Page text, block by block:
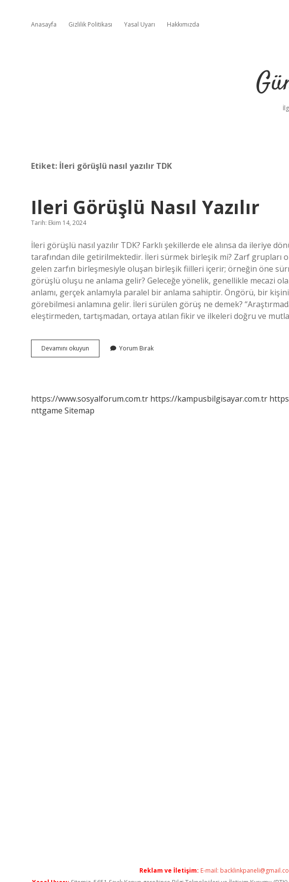
Anasayfa Gizlilik Politikası Yasal Uyarı Hakkımızda
Etiket: İleri görüşlü nasıl yazılır TDK
Ileri Görüşlü Nasıl Yazılır
Tarih: Ekim 14, 2024
İleri görüşlü nasıl yazılır TDK? Farklı şekillerde ele alınsa da ileriye
tarafından dile getirilmektedir. İleri sürmek birleşik mi? Zarf grupları
gelen zarfın birleşmesiyle oluşan birleşik fiilleri içerir; örneğin öne
görüşlü oluşu ne anlama gelir? Geleceğe yönelik, genellikle mecazi
anlamı, gerçek anlamıyla paralel bir anlama sahiptir. Öngörü, bir
görebilmesi anlamına gelir. İleri sürülen görüş ne demek?
eleştirmeden, tartışmadan, ortaya atılan fikir ve ilkeleri doğru ve
Devamını okuyun
Görüşlü
Yorum Bırak
https://www.sosyalforum.com.tr https://kampusbilgisayar.com.tr
nttgame Sitemap
Reklam ve İletişim: E-mail: